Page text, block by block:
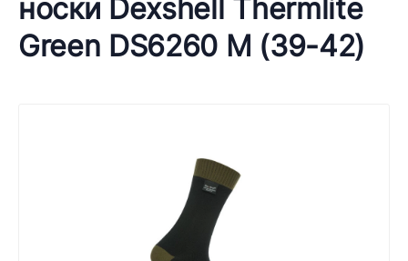
носки Dexshell Thermlite
Green DS6260 M (39-42)
Задайте свой вопрос,
мы обязательно